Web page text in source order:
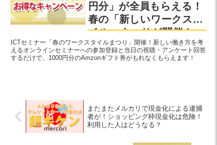
円分」が全員もらえる！
春の「新しいワークスタ
イル」まつりが開催！
ICTセミナー「春のワークスタイルまつり」開催！新しい働き方を考
えるオンラインセミナーへの参加登録と当日の視聴・アンケート回答
するだけで、1000円分のAmzonギフト券がもれなくもらえます！
またまたメルカリで現金化による逮捕
者が！ショッピング枠現金化は危険！
利用した人はどうなる？